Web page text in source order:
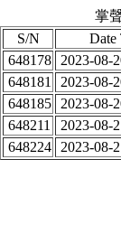
掌
S/N
Date
648178
2023-08-
648181
2023-08-
648185
2023-08-
648211
2023-08-
648224
2023-08-